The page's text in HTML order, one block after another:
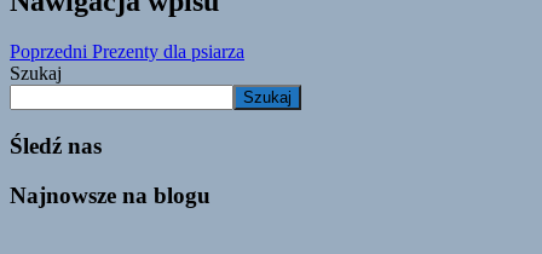
Poprzedni Prezenty dla psiarza
Szukaj
Szukaj
Śledź nas
Najnowsze na blogu